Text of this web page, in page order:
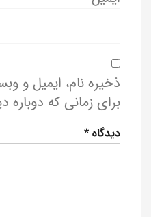
ذخیره نام، ایمیل و
برای زمانی که
دیدگاه*